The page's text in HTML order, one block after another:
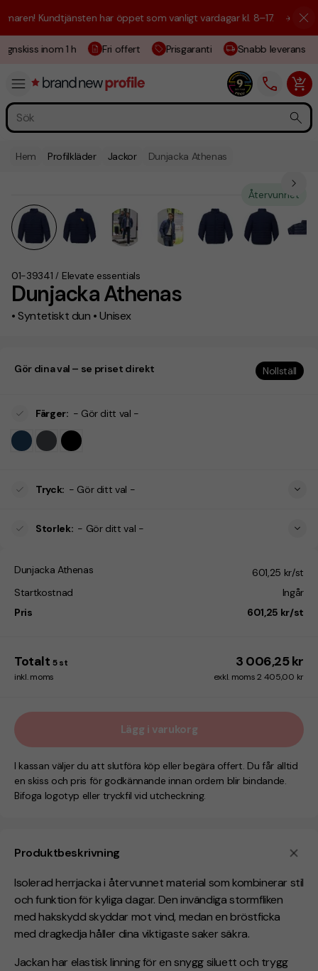
Kundtjänsten har öppet som vanligt vardagar kl. 8–17. ☀️ Vi är
inom 1 h Fri offert Prisgaranti Snabb leverans
Hem Profilkläder Jackor Dunjacka Athenas
Dunjacka Athenas
• Syntetiskt dun • Unisex
01-39341 / Elevate essentials
Återvunnet
Produktbeskrivning
Isolerad herrjacka i återvunnet material som kombinerar stil
och funktion för kyliga dagar. Den invändiga stormfliken
med hakskydd skyddar mot vind, medan en bröstficka
med dragkedja håller dina viktigaste saker säkra.
Jackan har elastisk linning för en snygg siluett och trygg
Gör dina val – se priset direkt Nollställ
Färger: - Gör ditt val -
Tryck: - Gör ditt val -
Storlek: - Gör ditt val -
Dunjacka Athenas
601,25 kr/st
Startkostnad
Ingår
Pris
601,25 kr/st
Totalt 5 st 3 006,25 kr
inkl. moms exkl. moms 2 405,00 kr
Lägg i varukorg
I kassan väljer du att slutföra köp eller begära offert. Du får alltid
en skiss och pris för godkännande innan ordern blir bindande.
Bifoga logotyp eller tryckfil vid utcheckning.